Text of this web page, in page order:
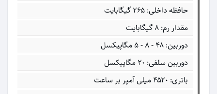
حافظه داخلی: ۲۶۵ گیگابایت
مقدار رم: ۸ گیگابایت
دوربین: ۴۸ - ۸ - ۵ مگاپیکسل
دوربین سلفی: ۲۰ مگاپیکسل
باتری: ۴۵۲۰ میلی آمپر بر ساعت